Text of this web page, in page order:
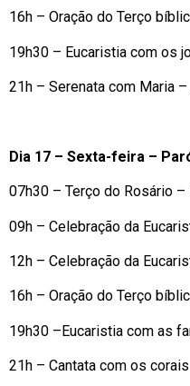
16h – Oração do Terço
19h30 – Eucaristia com os
21h – Serenata com Maria
Dia 17 – Sexta-feira –
07h30 – Terço do Rosário
09h – Celebração da
12h – Celebração da
16h – Oração do Terço
19h30 –Eucaristia com as
21h – Cantata com os corais